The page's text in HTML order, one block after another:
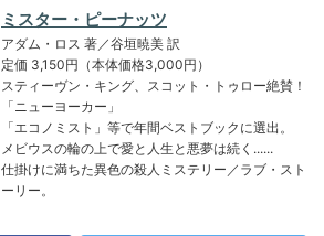
ミスター・ピーナッツ
アダム・ロス 著／谷垣暁美 訳
定価 3,150円（本体価格3,000円）
スティーヴン・キング、スコット・トゥロー絶賛！
「ニューヨーカー」
「エコノミスト」等で年間ベストブックに選出。
メビウスの輪の上で愛と人生と悪夢は続く......
仕掛けに満ちた異色の殺人ミステリー／ラブ・スト
ーリー。